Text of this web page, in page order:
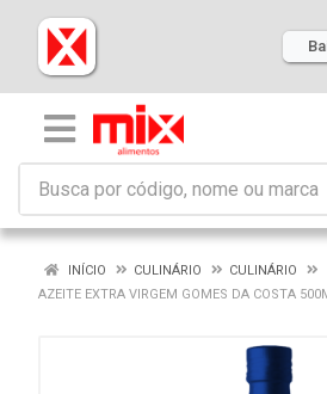
INÍCIO CULINÁRIO
CULINÁRIO
AZEITE EXTRA VIRGEM GOMES DA COSTA